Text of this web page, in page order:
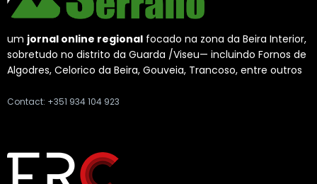
um jornal online regional focado na zona da Beira Interior,
sobretudo no distrito da Guarda /Viseu— incluindo Fornos de
Algodres, Celorico da Beira, Gouveia, Trancoso, entre outros
Contact: +351 934 104 923